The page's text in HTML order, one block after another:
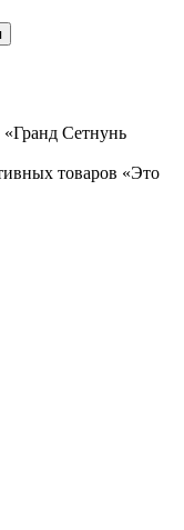
Сетнунь
товаров «Это